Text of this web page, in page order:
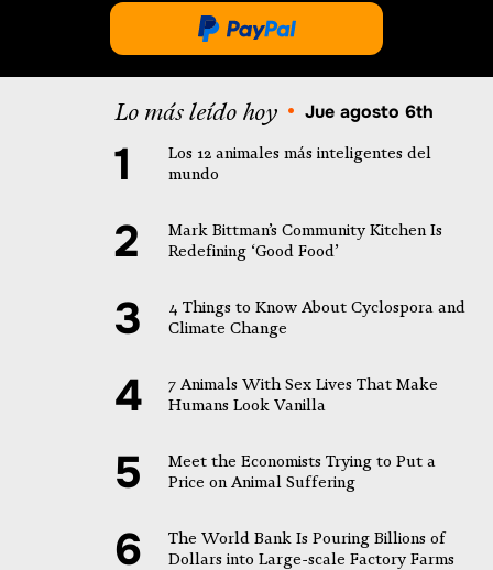
abre
en
una
nueva
Done
a
través
de
PayPal
Lo más leído hoy • Jue agosto 6th
Los 12 animales más inteligentes del
mundo
Mark Bittman’s Community Kitchen Is
Redefining ‘Good Food’
4 Things to Know About Cyclospora and
Climate Change
7 Animals With Sex Lives That Make
Humans Look Vanilla
Meet the Economists Trying to Put a
Price on Animal Suffering
The World Bank Is Pouring Billions of
Dollars into Large-scale Factory Farms